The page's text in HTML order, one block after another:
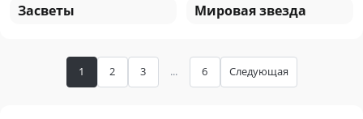
Засветы Мировая звезда
1 2 3 ... 6 Следующая